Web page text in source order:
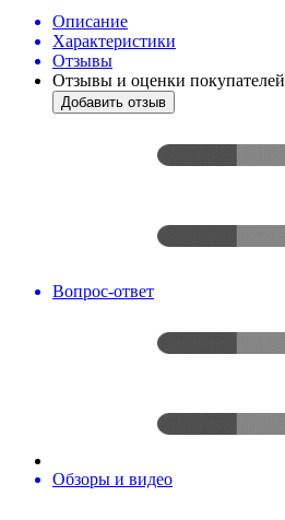
Описание
Характеристики
Отзывы
Отзывы и оценки покупателей
Добавить отзыв
Вопрос-ответ
Обзоры и видео